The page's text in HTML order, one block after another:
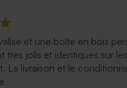
et une boîte en bois
très jolis et identiques sur
La livraison et le